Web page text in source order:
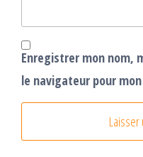
Enregistrer mon nom,
le navigateur pour